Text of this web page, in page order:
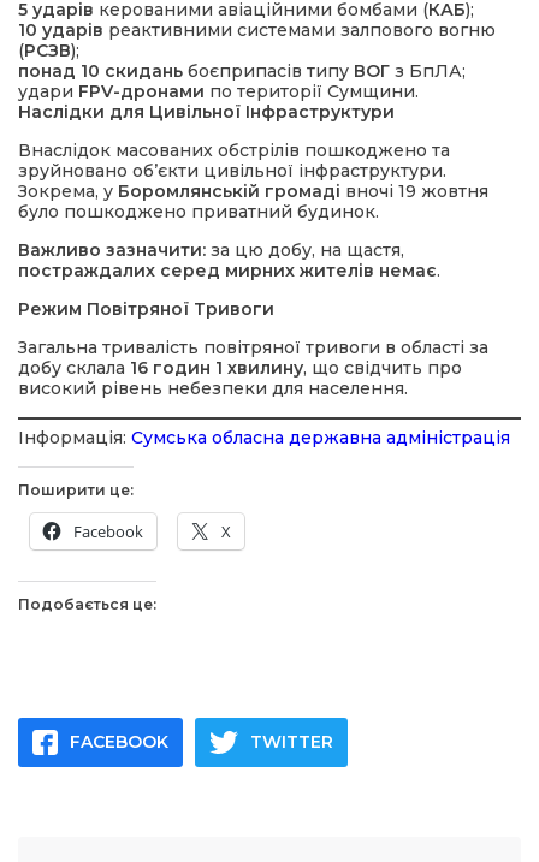
5 ударів керованими авіаційними бомбами (КАБ);
10 ударів реактивними системами залпового вогню
(РСЗВ);
понад 10 скидань боєприпасів типу ВОГ з БпЛА;
удари FPV-дронами по території Сумщини.
Наслідки для Цивільної Інфраструктури
Внаслідок масованих обстрілів пошкоджено та
зруйновано об’єкти цивільної інфраструктури.
Зокрема, у Боромлянській громаді вночі 19 жовтня
було пошкоджено приватний будинок.
Важливо зазначити: за цю добу, на щастя,
постраждалих серед мирних жителів немає.
Режим Повітряної Тривоги
Загальна тривалість повітряної тривоги в області за
добу склала 16 годин 1 хвилину, що свідчить про
високий рівень небезпеки для населення.
Інформація: Сумська обласна державна адміністрація
Поширити це:
Facebook X
Подобається це:
FACEBOOK TWITTER